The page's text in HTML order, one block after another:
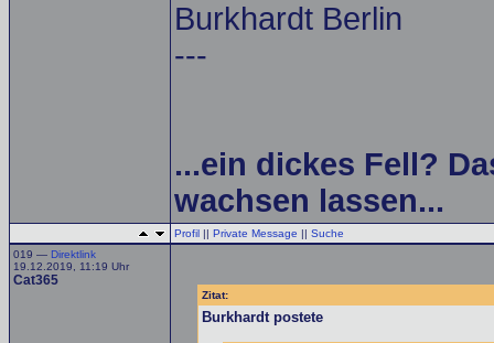
Burkhardt Berlin
---
...ein dickes Fell?
wachsen lassen...
Profil || Private Message || Suche
019 — Direktlink
19.12.2019, 11:19 Uhr
Cat365
Zitat:
Burkhardt postete